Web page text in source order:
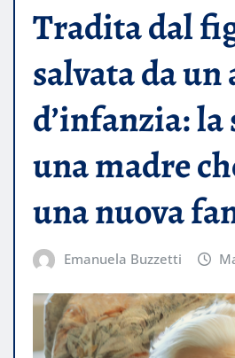
Tradita dal
salvata da un
d’infanzia:
una madre
una nuova
Emanuela Buzzetti